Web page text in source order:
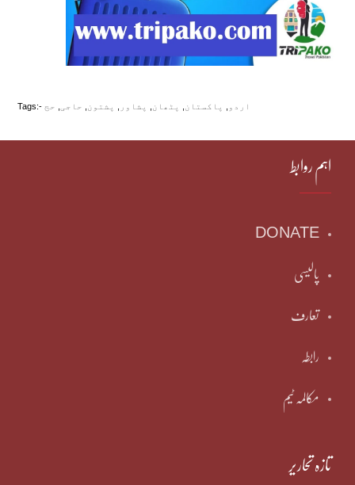
Tags:- اردو پاکستان پٹھان پشاور پشتون حاجی حج
اہم روابط
DONATE
پالیسی
تعارف
رابطہ
مکالمہ ٹیم
تازہ تحاریر